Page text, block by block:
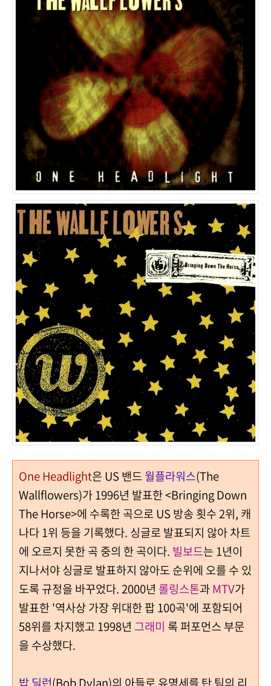
One Headlight은 US 밴드월플라워스(The
Wallflowers)가 1996년 발표한 <Bringing Down
The Horse>에 수록한 곡으로 US 방송 횟수 2위, 캐
나다 1위 등을 기록했다. 싱글로 발표되지 않아 차트
에 오르지 못한 곡 중의 한 곡이다. 빌보드는 1년이
지나서야 싱글로 발표하지 않아도 순위에 오를 수 있
도록 규정을 바꾸었다. 2000년 롤링스톤과MTV가
발표한 '역사상 가장 위대한 팝 100곡'에 포함되어
58위를 차지했고 1998년 그래미 록 퍼포먼스 부문
을 수상했다.
밥 딜런(Bob Dylan)의 아들로 유명세를 탄 팀의 리